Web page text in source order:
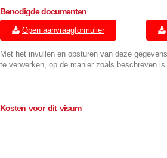
Benodigde documenten
Open aanvraagformulier
Met het invullen en opsturen van deze
te verwerken, op de manier zoals beschreven is
Kosten voor dit visum